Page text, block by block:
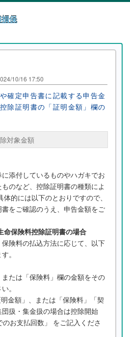
10/16 17:50
確定申告書に記載する申告金
除証明書の「証明金額」欄の
対象金額
添付しているものやハガキでお
のなど、控除証明書の種類によ
体的には以下のとおりですので、
をご確認のうえ、申告金額をご
命保険料控除証明書の場合
険料の払込方法に応じて、以下
。
または「保険料」欄の金額をその
。
明金額」、または「保険料」「契
扱・集金扱の場合は控除開始
のお支払回数」 をご記入くださ